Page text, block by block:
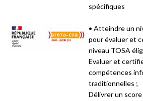
spécifiques
• Atteindre un
pour évaluer et
niveau TOSA
Evaluer et
compétences
traditionnelles ;
Délivrer un score